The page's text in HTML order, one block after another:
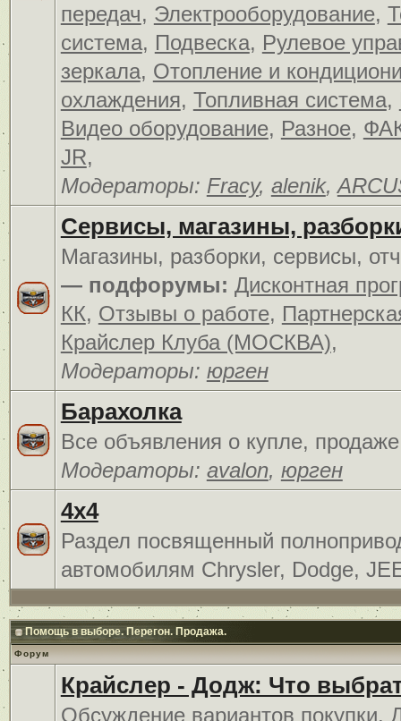
передач, Электрооборудование,
система, Подвеска, Рулевое
зеркала, Отопление и
охлаждения, Топливная система,
Видео оборудование, Разное,
JR,
Модераторы: Fracy, alenik,
Сервисы, магазины,
Магазины, разборки, сервисы,
— подфорумы: Дисконтная
КК, Отзывы о работе,
Крайслер Клуба (МОСКВА),
Модераторы: юрген
Барахолка
Все объявления о купле,
Модераторы: avalon, юрген
4x4
Раздел посвященный
автомобилям Chrysler, Dodge,
Помощь в выборе. Перегон. Продажа.
Форум
Крайслер - Додж: Что
Обсуждение вариантов покупки.